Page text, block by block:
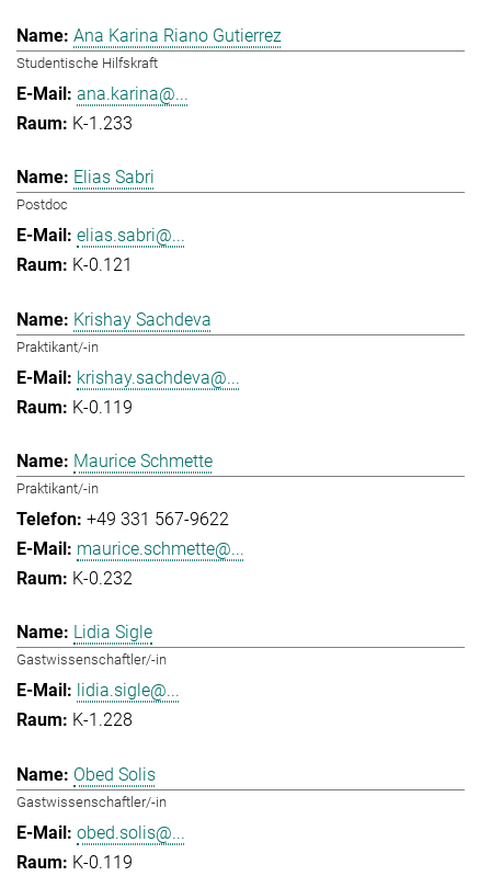
Ana Karina Riano Gutierrez
Studentische Hilfskraft
ana.karina@...
K-1.233
Elias Sabri
Postdoc
elias.sabri@...
K-0.121
Krishay Sachdeva
Praktikant/-in
krishay.sachdeva@...
K-0.119
Maurice Schmette
Praktikant/-in
+49 331 567-9622
maurice.schmette@...
K-0.232
Lidia Sigle
Gastwissenschaftler/-in
lidia.sigle@...
K-1.228
Obed Solis
Gastwissenschaftler/-in
obed.solis@...
K-0.119